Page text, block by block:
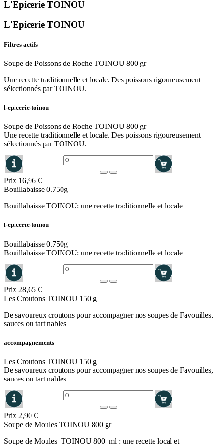
L'Epicerie TOINOU
L'Epicerie TOINOU
Filtres actifs
Soupe de Poissons de Roche TOINOU 800 gr
Une recette traditionnelle et locale. Des poissons rigoureusement
sélectionnés par TOINOU.
l-epicerie-toinou
Soupe de Poissons de Roche TOINOU 800 gr
Une recette traditionnelle et locale. Des poissons rigoureusement
sélectionnés par TOINOU.
Prix 16,96 €
Bouillabaisse 0.750g
Bouillabaisse TOINOU: une recette traditionnelle et locale
l-epicerie-toinou
Bouillabaisse 0.750g
Bouillabaisse TOINOU: une recette traditionnelle et locale
Prix 28,65 €
Les Croutons TOINOU 150 g
De savoureux croutons pour accompagner nos soupes de Favouilles,
sauces ou tartinables
accompagnements
Les Croutons TOINOU 150 g
De savoureux croutons pour accompagner nos soupes de Favouilles,
sauces ou tartinables
Prix 2,90 €
Soupe de Moules TOINOU 800 gr
Soupe de Moules TOINOU 800 ml : une recette local et